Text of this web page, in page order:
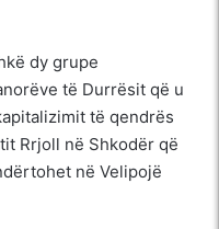
dy grupe
të Durrësit që u
të qendrës
Rrjoll në Shkodër që
në Velipojë